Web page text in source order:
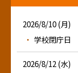
2026/8/10 (月)
学校閉庁日
2026/8/12 (水)